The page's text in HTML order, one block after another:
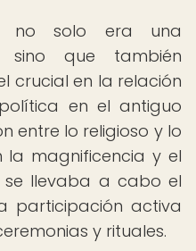
no solo era una
sino que también
crucial en la relación
en el antiguo
entre lo religioso y lo
la magnificencia y el
se llevaba a cabo el
participación activa
y rituales.